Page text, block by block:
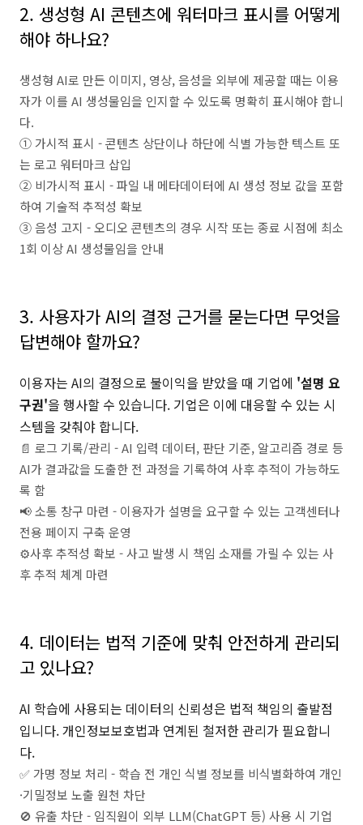
2. 생성형 AI 콘텐츠에 워터마크 표시를 어떻게
해야 하나요?
생성형 AI로 만든 이미지, 영상, 음성을 외부에 제공할 때는 이용
자가 이를 AI 생성물임을 인지할 수 있도록 명확히 표시해야 합니
다.
① 가시적 표시 - 콘텐츠 상단이나 하단에 식별 가능한 텍스트 또
는 로고 워터마크 삽입
② 비가시적 표시 - 파일 내 메타데이터에 AI 생성 정보 값을 포함
하여 기술적 추적성 확보
③ 음성 고지 - 오디오 콘텐츠의 경우 시작 또는 종료 시점에 최소
1회 이상 AI 생성물임을 안내
3. 사용자가 AI의 결정 근거를 묻는다면 무엇을
답변해야 할까요?
이용자는 AI의 결정으로 불이익을 받았을 때 기업에 '설명 요
구권'을 행사할 수 있습니다. 기업은 이에 대응할 수 있는 시
스템을 갖춰야 합니다.
📄 로그 기록/관리 - AI 입력 데이터, 판단 기준, 알고리즘 경로 등
AI가 결과값을 도출한 전 과정을 기록하여 사후 추적이 가능하도
록 함
📢 소통 창구 마련 - 이용자가 설명을 요구할 수 있는 고객센터나
전용 페이지 구축 운영
⚙️사후 추적성 확보 - 사고 발생 시 책임 소재를 가릴 수 있는 사
후 추적 체계 마련
4. 데이터는 법적 기준에 맞춰 안전하게 관리되
고 있나요?
AI 학습에 사용되는 데이터의 신뢰성은 법적 책임의 출발점
입니다. 개인정보보호법과 연계된 철저한 관리가 필요합니
다.
✅ 가명 정보 처리 - 학습 전 개인 식별 정보를 비식별화하여 개인
·기밀정보 노출 원천 차단
🚫 유출 차단 - 임직원이 외부 LLM(ChatGPT 등) 사용 시 기업